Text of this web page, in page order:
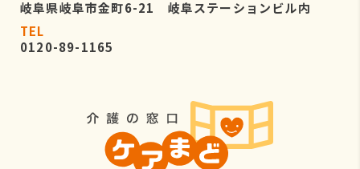
岐阜県岐阜市金町6-21 岐阜ステーションビル内
TEL
0120-89-1165